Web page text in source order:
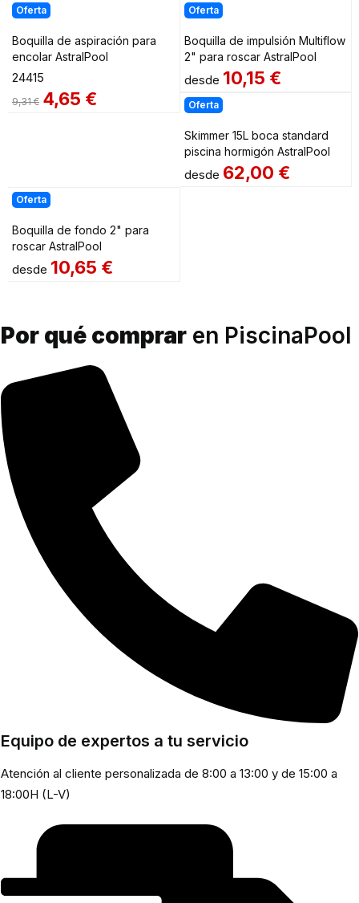
Oferta
Boquilla de aspiración para
encolar AstralPool
24415
9,31€ 4,65 €
Oferta
Boquilla de impulsión Multiflow
2" para roscar AstralPool
desde 10,15 €
Oferta
Skimmer 15L boca standard
piscina hormigón AstralPool
desde 62,00 €
Oferta
Boquilla de fondo 2" para
roscar AstralPool
desde 10,65 €
Por qué comprar en PiscinaPool
Equipo de expertos a tu servicio
Atención al cliente personalizada de 8:00 a 13:00 y de 15:00 a
18:00H (L-V)